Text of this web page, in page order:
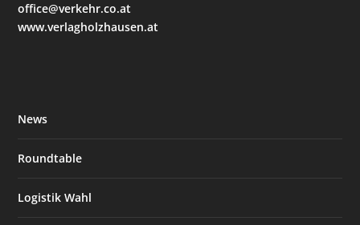
office@verkehr.co.at
www.verlagholzhausen.at
News
Roundtable
Logistik Wahl